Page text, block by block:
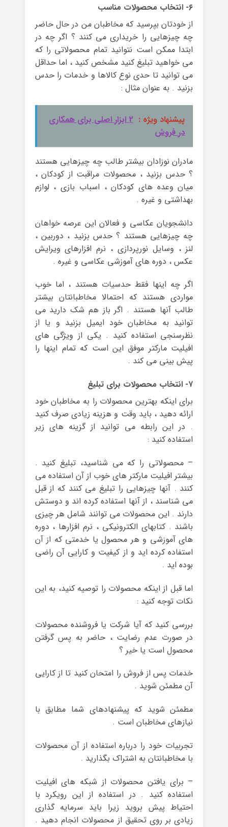
۶- انتخاب محصولات مناسب
از خودتان بپرسید که مخاطبان من در حال حاضر
چه چیزهایی را خریداری می کنند ؟ اگر چه در
ابتدا ممکن است نتوانید تمام محصولاتی را که
می خواهید تبلیغ کنید مشخص کنید ، اما حداقل
می توانید تا حدی نوع کالاها و خدمات را حدس
بزنید . به عنوان مثال :
پیشنهاد ویژه :
2 ابزار اصلی برای همکاری
در فروش
مادران نوزادان بیشتر طالب چه چیزهایی هستند
؟ حدس بزنید ، محصولات مراقبت از کودکان ،
میان وعده های کودکان ، اسباب بازی ، لوازم
بهداشتی و غیره .
دانشجویان عکاسی و فعالان این عرصه خواهان
چه چیزهایی هستند ؟ حدس بزنید ، دوربین ،
لنز ، وسایل نورپردازی ، نرم افزارهای ویرایش
عکس ، دوره های آموزشی عکاسی و غیره .
اگر چه اینها فقط حدسیات هستند ، اما خوب
مواردی هستند که احتمالا مخاطبانتان بیشتر
طالب آنها هستند . اگر باز هم شک دارید می
توانید به مخاطبان خود ایمیل بزنید و یا از
نظرسنجی استفاده کنید . یکی از ویژگی های
افیلیت مارکتر موفق این است که تمام اینها را
پیش بینی می کند .
۷- انتخاب محصولات برای تبلیغ
برای اینکه بهترین محصولات را به مخاطبان خود
ارائه دهید ، باید وقت و هزینه زیادی صرف کنید
. در این رابطه می توانید از گزینه های زیر
استفاده کنید :
– محصولاتی را که می شناسید، تبلیغ کنید .
بیشتر افیلیت مارکتر های خوب از آن استفاده می
کنند . آنها چیزهایی را تبلیغ می کنند که از قبل
می شناسند ، از آنها استفاده کرده اند و دوستش
دارند . این محصولات می توانند شامل هر چیزی
باشند . کتابهای الکترونیکی ، نرم افزارها ، دوره
های آموزشی و هر محصول یا خدمتی که از آن
استفاده کرده اید و از کیفیت و کارایی آن راضی
بوده اید .
اما قبل از اینکه محصولات را توصیه کنید، به این
نکات توجه کنید :
بررسی کنید که آیا شرکت یا فروشنده محصولات
در صورت عدم رضایت ، حاضر به پس گرفتن
محصول است یا خیر ؟
خدمات پس از فروش را امتحان کنید تا از کارایی
آن مطمئن شوید .
مطمئن شوید که پیشنهادهای شما مطابق با
نیازهای مخاطبان است .
تجربیات خود را درباره استفاده از آن محصولات
با مخاطبانتان به اشتراک بگذارید .
– برای یافتن محصولات از شبکه های افیلیت
استفاده کنید . در استفاده از این رویکرد با
احتیاط پیش بروید زیرا باید سرمایه گذاری
زیادی بر روی تحقیق از محصولات انجام دهید .